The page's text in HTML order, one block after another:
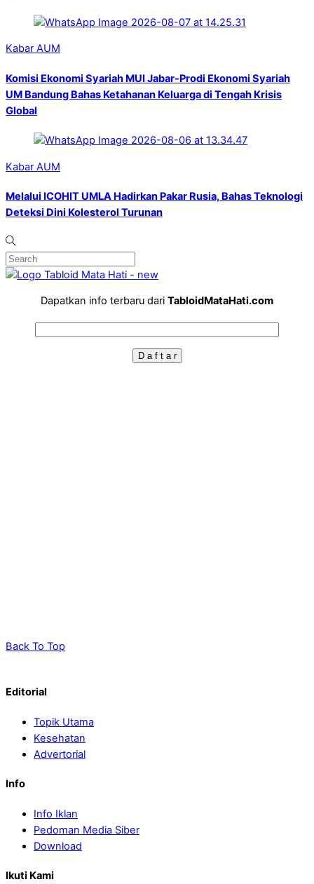
Kabar AUM
Komisi Ekonomi Syariah MUI Jabar-Prodi Ekonomi Syariah
UM Bandung Bahas Ketahanan Keluarga di Tengah Krisis
Global
Kabar AUM
Melalui ICOHIT UMLA Hadirkan Pakar Rusia, Bahas Teknologi
Deteksi Dini Kolesterol Turunan
Dapatkan info terbaru dari TabloidMataHati.com
Back To Top
Editorial
Topik Utama
Kesehatan
Advertorial
Info
Info Iklan
Pedoman Media Siber
Download
Ikuti Kami